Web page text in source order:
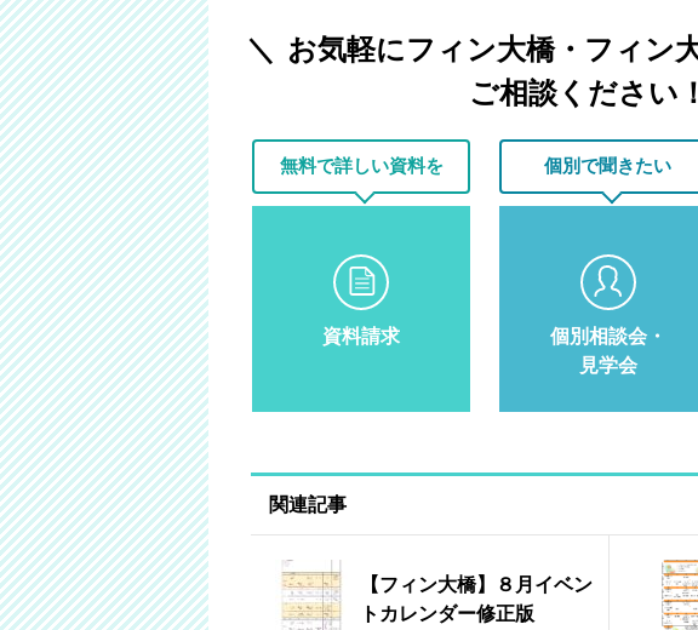
お気軽にフィン大橋・フィン
ご相談ください！
無料で詳しい資料を
資料請求
個別で聞きたい
個別相談会・
見学会
関連記事
【フィン大橋】８月イベン
トカレンダー修正版